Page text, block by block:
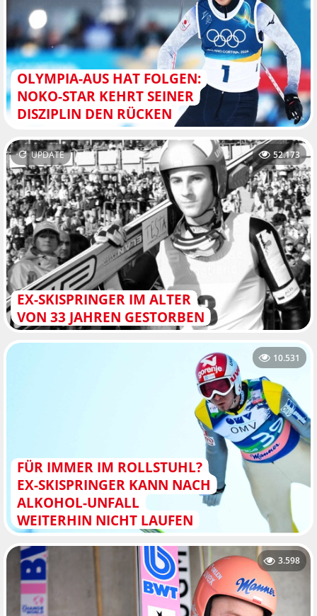
OLYMPIA-AUS HAT FOLGEN:
NOKO-STAR KEHRT SEINER
DISZIPLIN DEN RÜCKEN
EX-SKISPRINGER IM ALTER
VON 33 JAHREN GESTORBEN
UPDATE 52.173
FÜR IMMER IM ROLLSTUHL?
EX-SKISPRINGER KANN NACH
ALKOHOL-UNFALL
WEITERHIN NICHT LAUFEN
10.531
3.598